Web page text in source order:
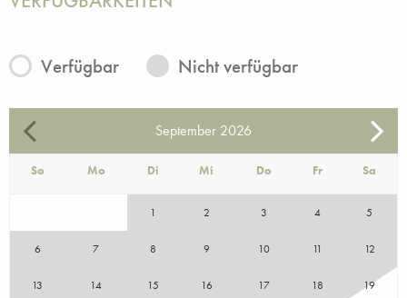
Verfügbar Nicht verfügbar
September 2026
So Mo Di Mi Do Fr Sa
1 2 3 4 5
6 7 8 9 10 11 12
13 14 15 16 17 18 19